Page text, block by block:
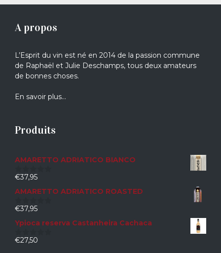
A propos
L’Esprit du vin est né en 2014 de la passion commune
de Raphaël et Julie Deschamps, tous deux amateurs
de bonnes choses.
En savoir plus…
Produits
AMARETTO ADRIATICO BIANCO
0
5
€37,95
AMARETTO ADRIATICO ROASTED
0
5
€37,95
Ypioca reserva Castanheira Cachaca
0
€27,50